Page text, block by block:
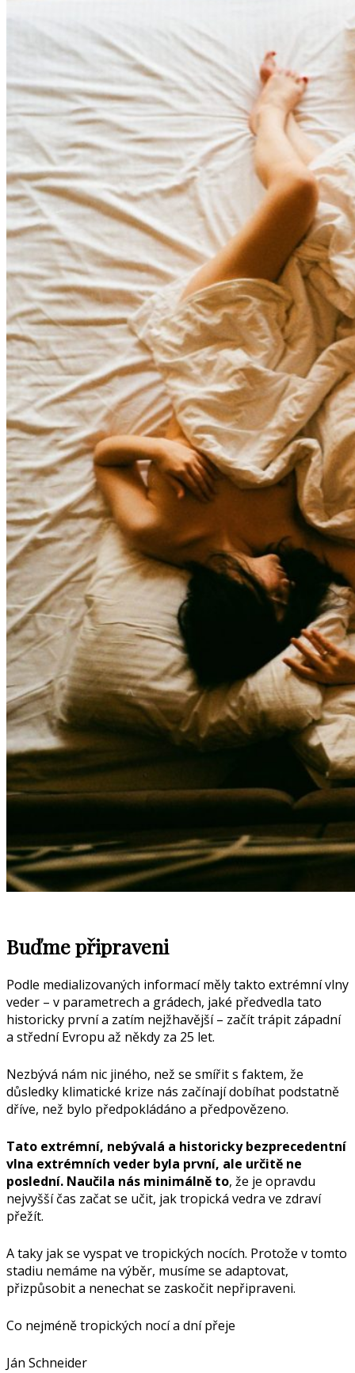
Buďme připraveni
Podle medializovaných informací měly takto extrémní vlny
veder – v parametrech a grádech, jaké předvedla tato
historicky první a zatím nejžhavější – začít trápit západní
a střední Evropu až někdy za 25 let.
Nezbývá nám nic jiného, než se smířit s faktem, že
důsledky klimatické krize nás začínají dobíhat podstatně
dříve, než bylo předpokládáno a předpovězeno.
Tato extrémní, nebývalá a historicky bezprecedentní
vlna extrémních veder byla první, ale určitě ne
poslední. Naučila nás minimálně to, že je opravdu
nejvyšší čas začat se učit, jak tropická vedra ve zdraví
přežít.
A taky jak se vyspat ve tropických nocích. Protože v tomto
stadiu nemáme na výběr, musíme se adaptovat,
přizpůsobit a nenechat se zaskočit nepřipraveni.
Co nejméně tropických nocí a dní přeje
Ján Schneider